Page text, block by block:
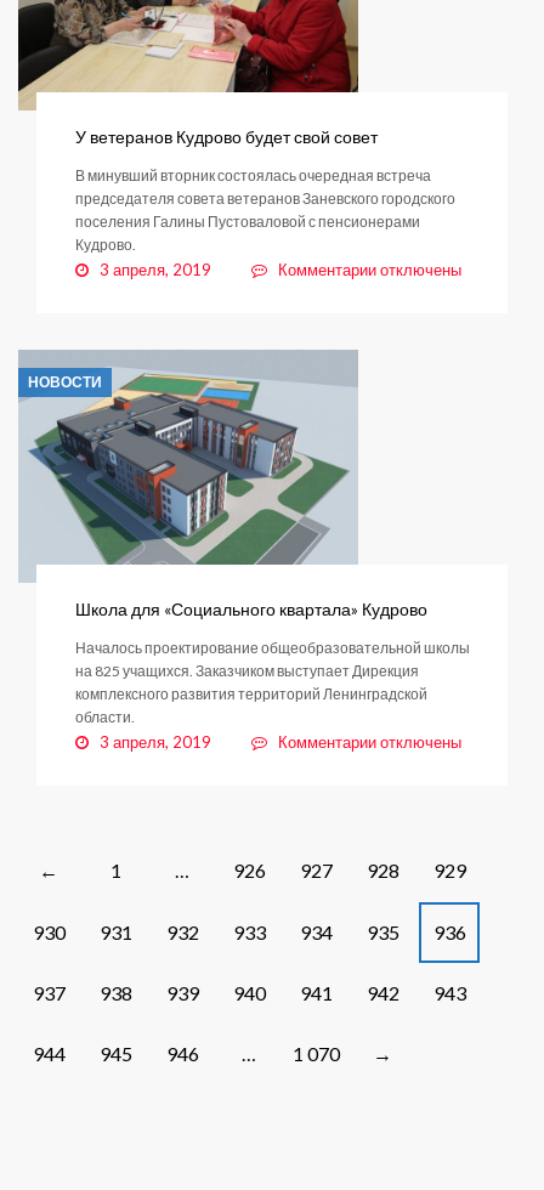
У ветеранов Кудрово будет свой совет
В минувший вторник состоялась очередная встреча
председателя совета ветеранов Заневского городского
поселения Галины Пустоваловой с пенсионерами
Кудрово.
3 апреля, 2019 Комментариикотключены
НОВОСТИ
Школа для «Социального квартала» Кудрово
Началось проектирование общеобразовательной школы
на 825 учащихся. Заказчиком выступает Дирекция
комплексного развития территорий Ленинградской
области.
3 апреля, 2019 Комментариик
квартала»
отключены
Posts
navigation
← 1 … 926 927 928 929
930 931 932 933 934 935 936
937 938 939 940 941 942 943
944 945 946 … 1 070 →